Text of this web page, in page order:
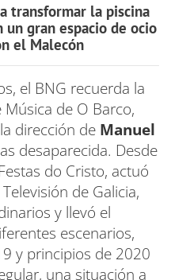
transformar la piscina
un gran espacio de ocio
el Malecón
el BNG recuerda la
de O Barco,
dirección de Manuel
desaparecida. Desde
do Cristo, actuó
de Galicia,
y llevó el
escenarios,
y principios de 2020
una situación a